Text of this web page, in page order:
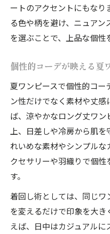
夏ワンピを羽織
実践法
羽織りアイテム
個性的コーデが
ピ術
羽織りで変化を
ンピ活用
体型カバーに効く大
個性的コーデで
ピ術
個性的コーデが
ートのアクセントにもな
る色や柄を避け、ニュア
を選ぶことで、上品な個性
個性的コーデが映える夏
夏ワンピースで個性的コ
ン性だけでなく素材や丈
ば、涼やかなロング丈ワ
上、日差しや冷房から肌
れいめな素材やシンプル
クセサリーや羽織りで個
す。
着回し術としては、同じ
を変えるだけで印象を大
えば、日中はカジュアル